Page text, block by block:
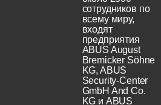
сотрудников по
всему миру,
входят
предприятия
ABUS August
Bremicker Söhne
KG, ABUS
Security-Center
GmbH And Co.
KG и ABUS